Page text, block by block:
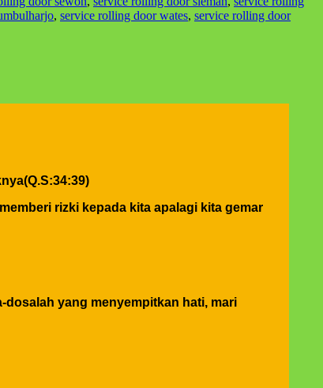
, service rolling door wates, service rolling door
rizki kepada kita apalagi kita gemar
yang menyempitkan hati, mari